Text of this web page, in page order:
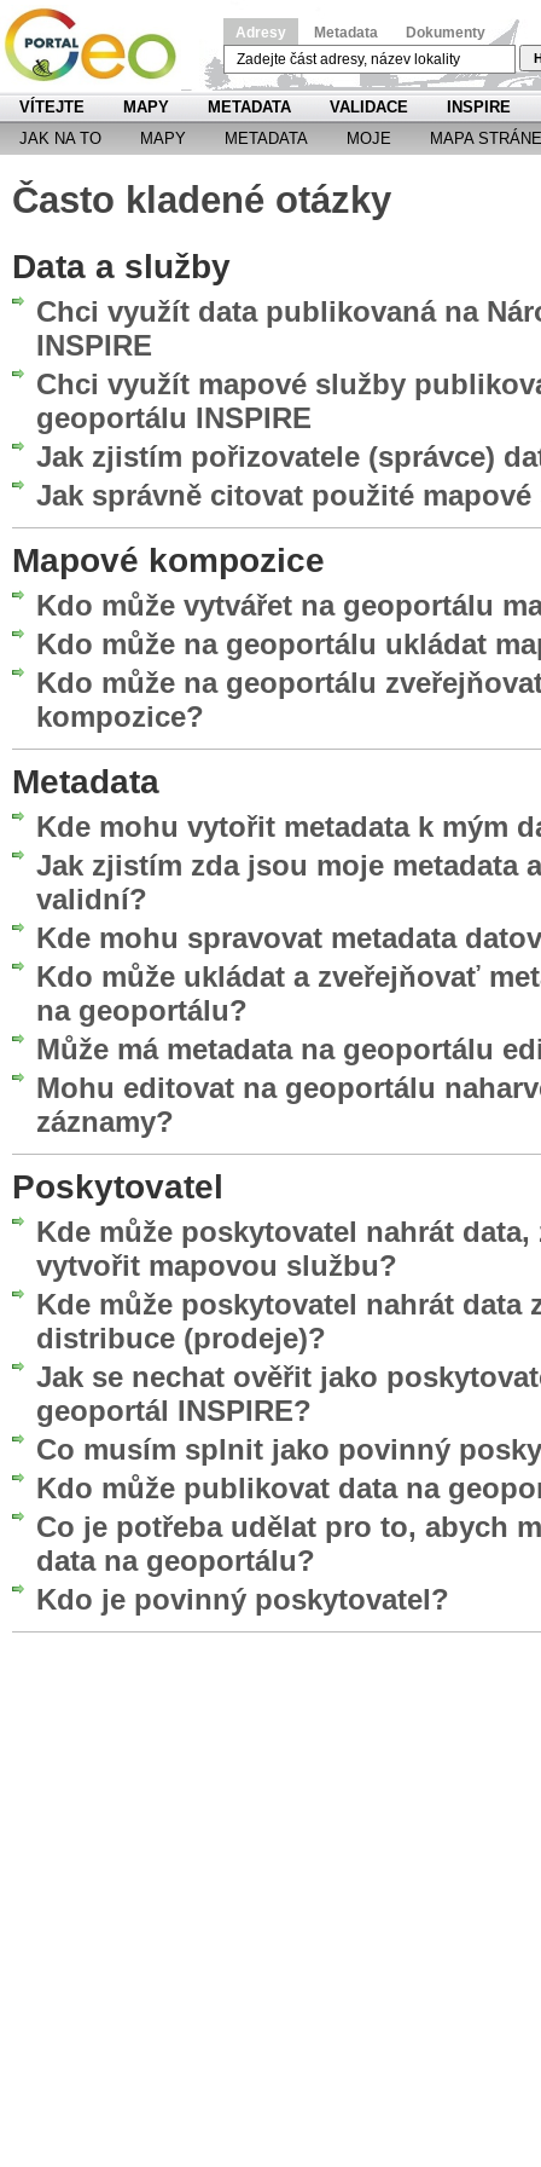
Adresy Metadata Dokumenty
VÍTEJTE MAPY METADATA VALIDACE
INSPIRE
JAK NA TO
MAPY METADATA MOJE MAPA
Často kladené otázky
Data a služby
Chci využít data publikovaná na
INSPIRE
Chci využít mapové služby
geoportálu INSPIRE
Jak zjistím pořizovatele (správce)
Jak správně citovat použité
Mapové kompozice
Kdo může vytvářet na geoportálu
Kdo může na geoportálu ukládat
Kdo může na geoportálu
kompozice?
Metadata
Kde mohu vytořit metadata k mým
Jak zjistím zda jsou moje metadata
validní?
Kde mohu spravovat metadata
Kdo může ukládat a zveřejňovať
na geoportálu?
Může má metadata na geoportálu
Mohu editovat na geoportálu
záznamy?
Poskytovatel
Kde může poskytovatel nahrát data,
vytvořit mapovou službu?
Kde může poskytovatel nahrát data
distribuce (prodeje)?
Jak se nechat ověřit jako
geoportál INSPIRE?
Co musím splnit jako povinný
Kdo může publikovat data na
Co je potřeba udělat pro to, abych
data na geoportálu?
Kdo je povinný poskytovatel?